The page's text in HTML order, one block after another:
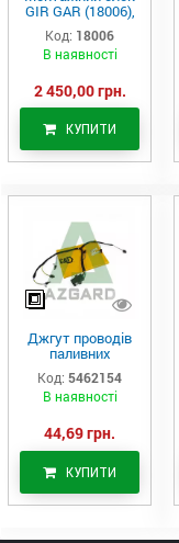
GIR GAR (18006),
Аналог
Код: 18006
В наявності
2 450,00 грн.
КУПИТИ
Джгут проводів
паливних
форсунок CAT
C7/C9 (546-2154)
Код: 5462154
В наявності
44,69 грн.
КУПИТИ